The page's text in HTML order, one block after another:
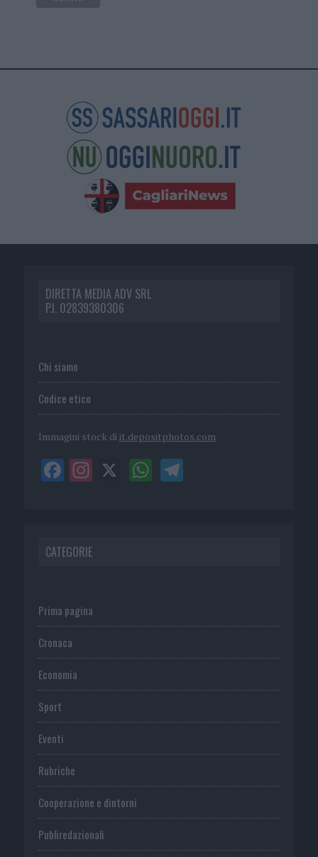
DIRETTA MEDIA ADV SRL
P.I. 02839380306
Chi siamo
Codice etico
Immagini stock di it.depositphotos.com
CATEGORIE
Prima pagina
Cronaca
Economia
Sport
Eventi
Rubriche
Cooperazione e dintorni
Publiredazionali